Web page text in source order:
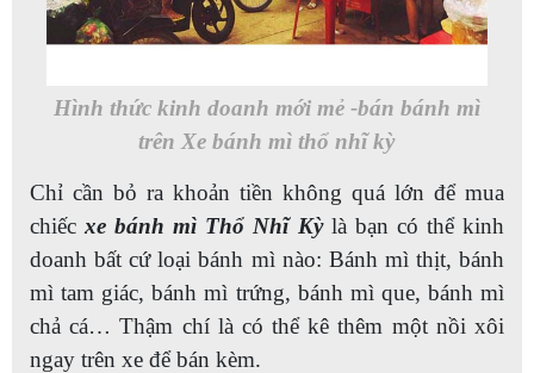
Hình thức kinh doanh mới mẻ -bán bánh mì
trên Xe bánh mì thổ nhĩ kỳ
Chỉ cần bỏ ra khoản tiền không quá lớn để mua
chiếcxe bánh mì Thổ Nhĩ Kỳlà bạn có thể kinh
doanh bất cứ loại bánh mì nào: Bánh mì thịt, bánh
mì tam giác, bánh mì trứng, bánh mì que, bánh mì
chả cá… Thậm chí là có thể kê thêm một nồi xôi
ngay trên xe để bán kèm.